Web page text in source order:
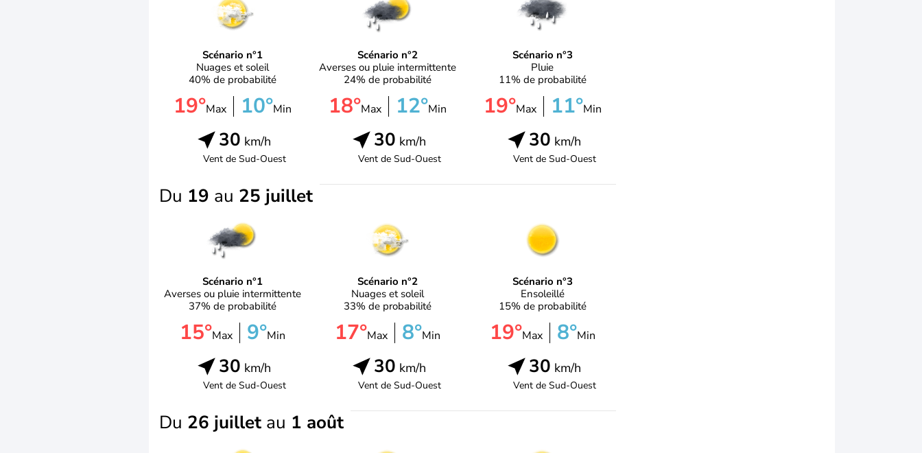
Scénario n°1
Nuages et soleil
40% de probabilité
19°Max 10°Min
30 km/h
Vent deSud-Ouest
Scénario n°2
Averses ou pluie intermittente
24% de probabilité
18°Max 12°Min
30 km/h
Vent deSud-Ouest
Scénario n°3
Pluie
11% de probabilité
19°Max 11°Min
30 km/h
Vent deSud-Ouest
Du 19 au 25 juillet
Scénario n°1
Averses ou pluie intermittente
37% de probabilité
15°Max 9°Min
30 km/h
Vent deSud-Ouest
Scénario n°2
Nuages et soleil
33% de probabilité
17°Max 8°Min
30 km/h
Vent deSud-Ouest
Scénario n°3
Ensoleillé
15% de probabilité
19°Max 8°Min
30 km/h
Vent deSud-Ouest
Du 26 juillet au 1 août